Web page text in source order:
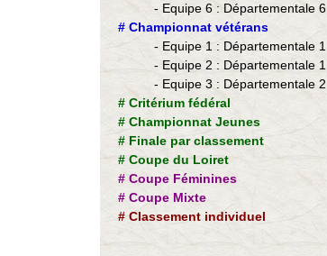
- Equipe 6 : Départementale 6
​# Championnat vétérans
- ​Equipe 1 : Départementale 1
- Equipe 2 : Départementale 1
- Equipe 3 : Départementale 2
# Critérium fédéral
# Championnat Jeunes
# Finale par classement
# Coupe du Loiret
# Coupe Féminines
# Coupe Mixte
#Classement individuel